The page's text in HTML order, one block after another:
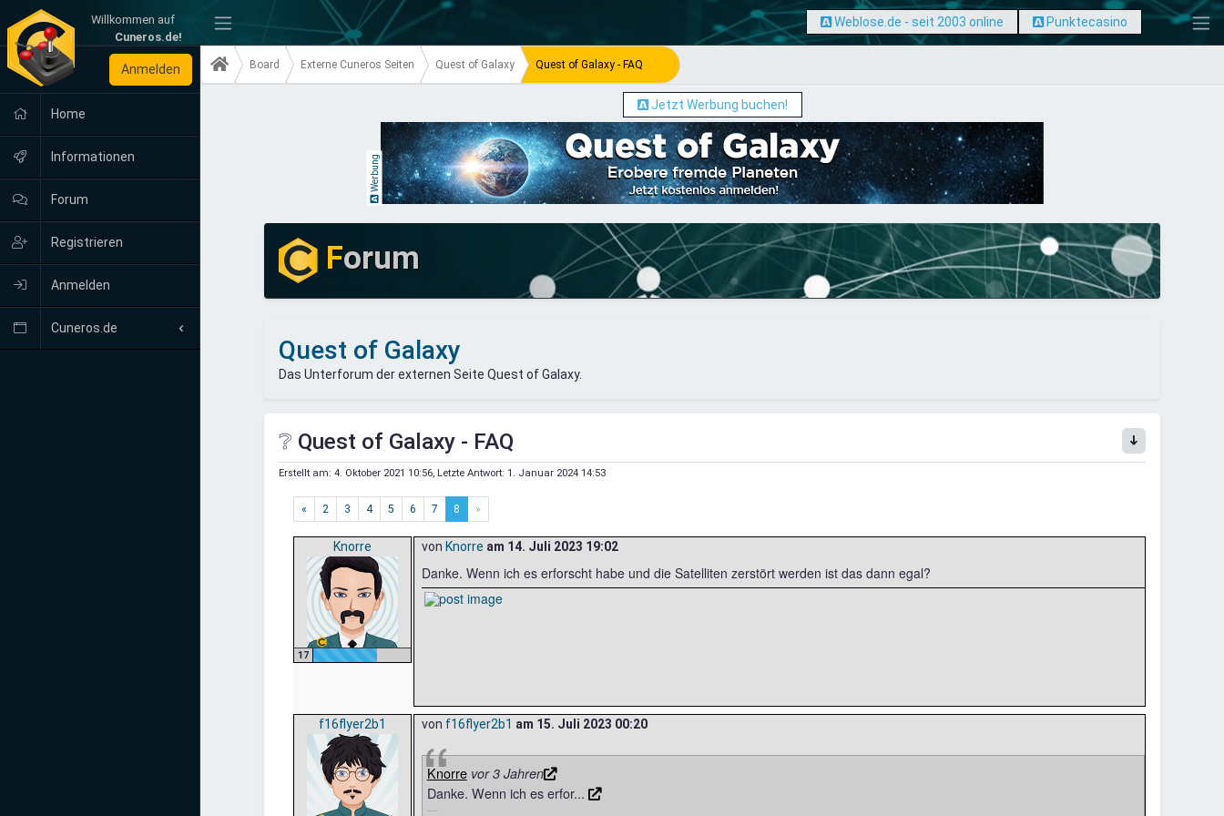
Willkommen auf
Cuneros.de!
- Weblose.de - seit 2003 online Punktecasino
Anmelden
Home
Informationen
Forum
Registrieren
Anmelden
Cuneros.de
Board Externe Cuneros Seiten Quest of Galaxy Quest of Galaxy - FAQ
Jetzt Werbung buchen!
Werbung
Forum
Quest of Galaxy
Das Unterforum der externen Seite Quest of Galaxy.
❔ Quest of Galaxy - FAQ
Erstellt am: 4. Oktober 2021 10:56, Letzte Antwort: 1. Januar 2024 14:53
« 2 3 4 5 6 7 8 »
Knorre
17
von Knorre am 14. Juli 2023 19:02
Danke. Wenn ich es erforscht habe und die Satelliten zerstört werden ist das dann egal?
f16flyer2b1 von f16flyer2b1 am 15. Juli 2023 00:20
Knorre vor 3 Jahren
Danke. Wenn ich es erfor...